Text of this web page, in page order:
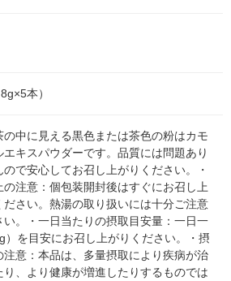
本）
の中に見える黒色または茶色の粉はカモ
エキスパウダーです。品質には問題あり
ので安心してお召し上がりください。・
の注意：個包装開封後はすぐにお召し上
ださい。熱湯の取り扱いには十分ご注意
い。・一日当たりの摂取目安量：一日一
）を目安にお召し上がりください。・摂
注意：本品は、多量摂取により疾病が治
り、より健康が増進したりするものでは